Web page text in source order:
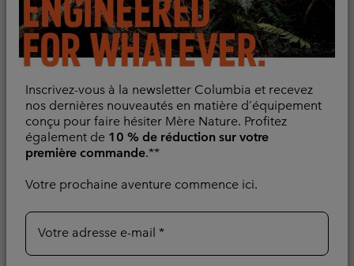
Inscrivez-vous à la newsletter Columbia et recevez
nos dernières nouveautés en matière d’équipement
conçu pour faire hésiter Mère Nature. Profitez
également de 10 % de réduction sur votre
première commande.**
Votre prochaine aventure commence ici.
Votre adresse e-mail
Veste Imperméable
Nouveaux Coloris